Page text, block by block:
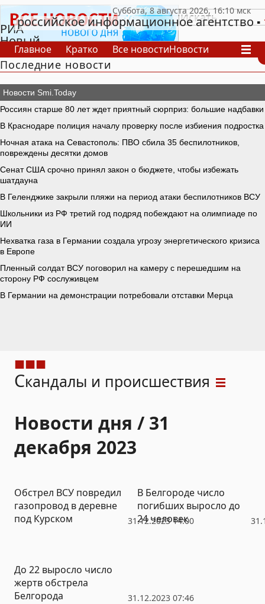
РИА
Новый
День
российское информационное агентство
Главное Кратко Все новостиНовости
В России
В мире
СпецпроектыПроекты Архив
Последние новости
Скандалы и происшествия
Новости дня / 31
декабря 2023
31.12.2023 14:00
Обстрел ВСУ повредил
газопровод в деревне
под Курском
В Белгороде число
погибших выросло до
24 человек
31.12.2023 07:46
До 22 выросло число
жертв обстрела
Белгорода